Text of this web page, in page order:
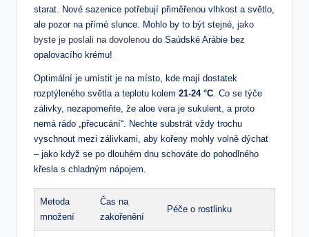
starat. Nové sazenice potřebují přiměřenou vlhkost a světlo,
ale pozor na přímé slunce. Mohlo by to být stejné, jako
byste je poslali na dovolenou do Saúdské Arábie bez
opalovacího krému!
Optimální je umístit je na místo, kde mají dostatek
rozptýleného světla a teplotu kolem 21-24 °C . Co se týče
zálivky, nezapomeňte, že aloe vera je sukulent, a proto
nemá rádo „přecucání“. Nechte substrát vždy trochu
vyschnout mezi zálivkami, aby kořeny mohly volně dýchat
– jako když se po dlouhém dnu schováte do pohodlného
křesla s chladným nápojem.
Metoda
množení
Čas na
zakořenění
Péče o rostlinku